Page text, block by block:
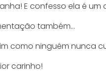
E confesso ela é um
também…
como ninguém nunca
carinho!